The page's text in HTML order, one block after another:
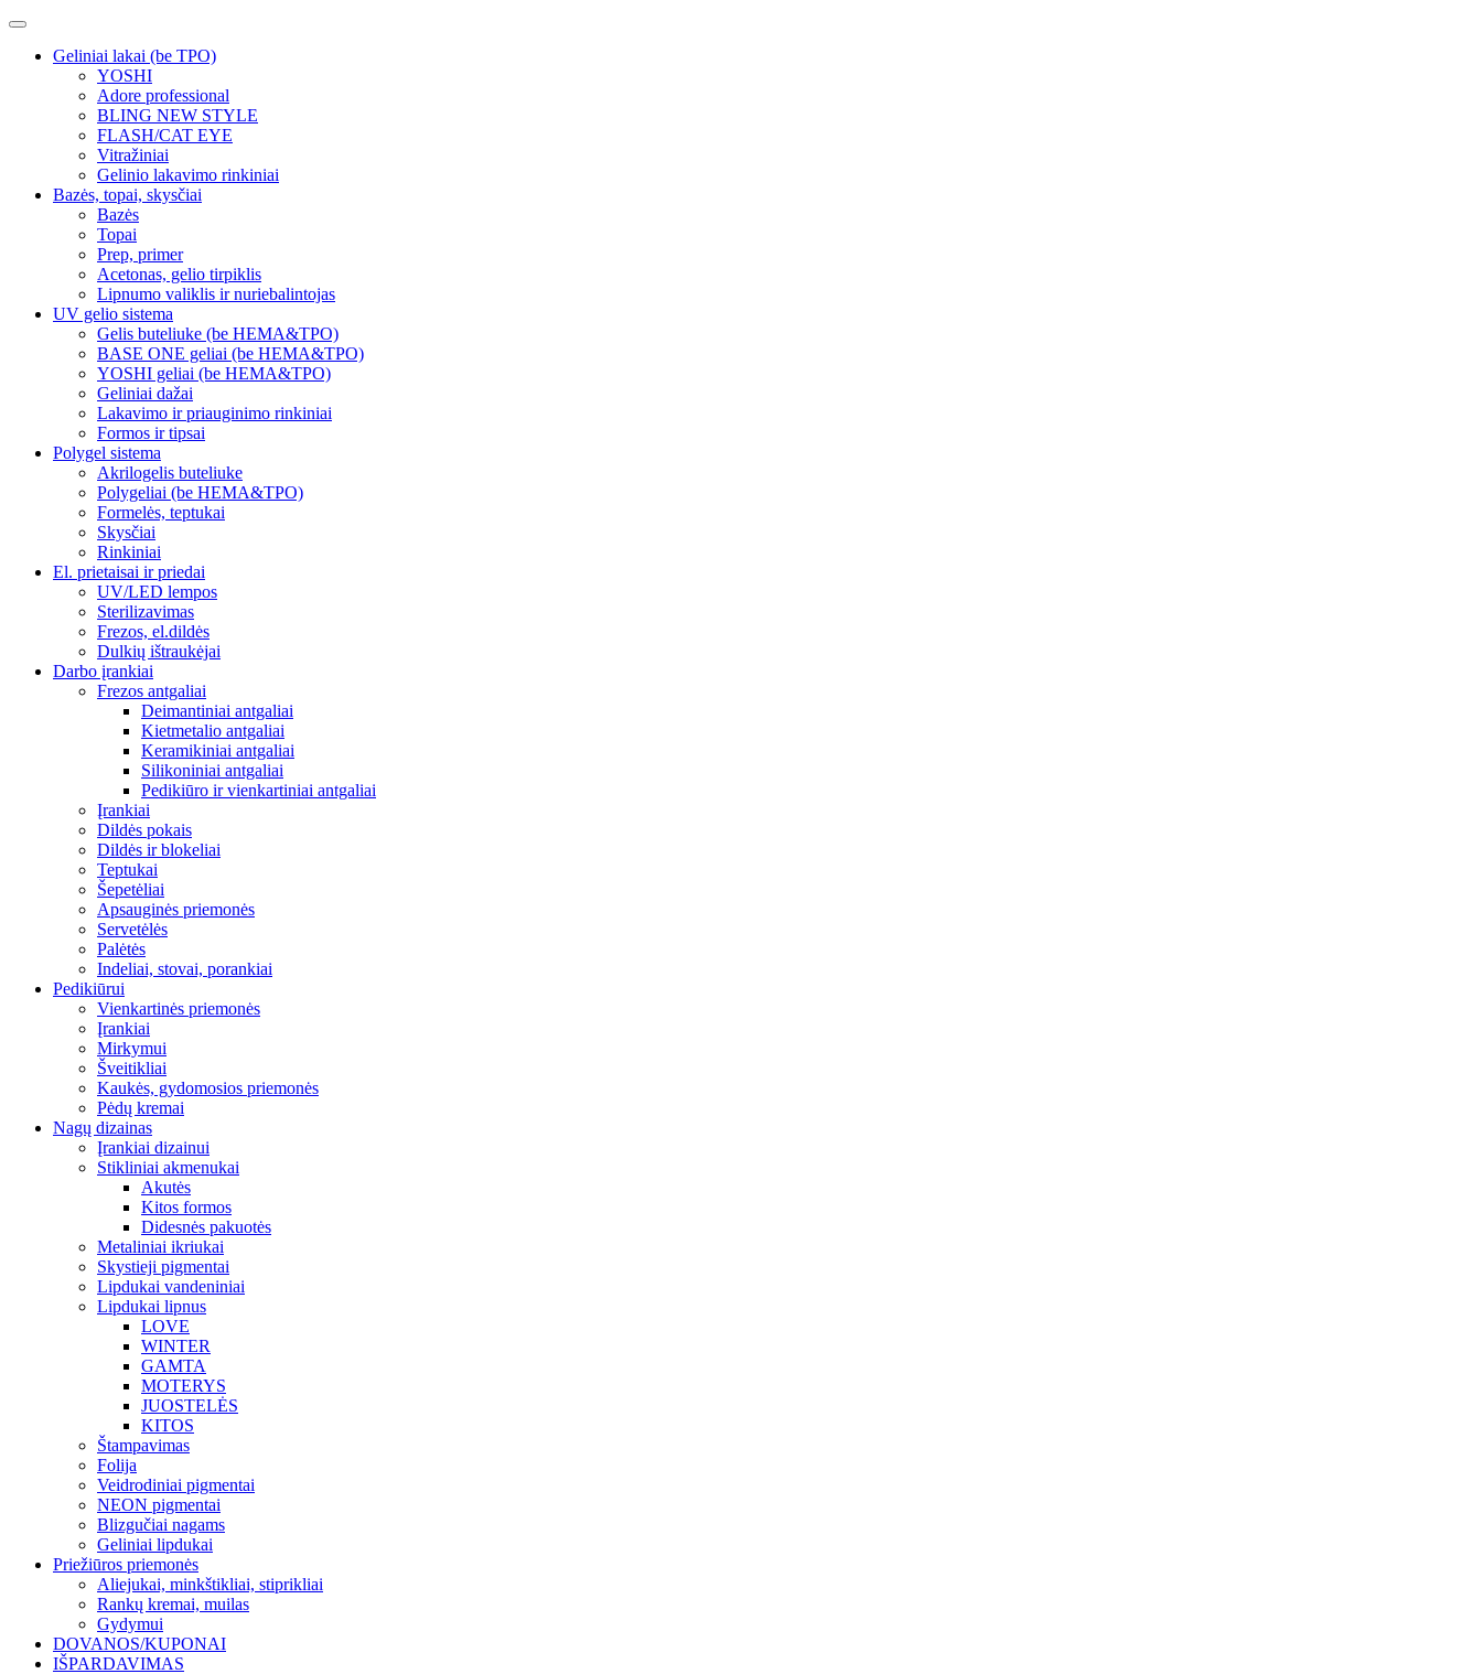
Geliniai lakai (be TPO)
YOSHI
Adore professional
BLING NEW STYLE
FLASH/CAT EYE
Vitražiniai
Gelinio lakavimo rinkiniai
Bazės, topai, skysčiai
Bazės
Topai
Prep, primer
Acetonas, gelio tirpiklis
Lipnumo valiklis ir nuriebalintojas
UV gelio sistema
Gelis buteliuke (be HEMA&TPO)
BASE ONE geliai (be HEMA&TPO)
YOSHI geliai (be HEMA&TPO)
Geliniai dažai
Lakavimo ir priauginimo rinkiniai
Formos ir tipsai
Polygel sistema
Akrilogelis buteliuke
Polygeliai (be HEMA&TPO)
Formelės, teptukai
Skysčiai
Rinkiniai
El. prietaisai ir priedai
UV/LED lempos
Sterilizavimas
Frezos, el.dildės
Dulkių ištraukėjai
Darbo įrankiai
Frezos antgaliai
Deimantiniai antgaliai
Kietmetalio antgaliai
Keramikiniai antgaliai
Silikoniniai antgaliai
Pedikiūro ir vienkartiniai antgaliai
Įrankiai
Dildės pokais
Dildės ir blokeliai
Teptukai
Šepetėliai
Apsauginės priemonės
Servetėlės
Palėtės
Indeliai, stovai, porankiai
Pedikiūrui
Vienkartinės priemonės
Įrankiai
Mirkymui
Šveitikliai
Kaukės, gydomosios priemonės
Pėdų kremai
Nagų dizainas
Įrankiai dizainui
Stikliniai akmenukai
Akutės
Kitos formos
Didesnės pakuotės
Metaliniai ikriukai
Skystieji pigmentai
Lipdukai vandeniniai
Lipdukai lipnus
LOVE
WINTER
GAMTA
MOTERYS
JUOSTELĖS
KITOS
Štampavimas
Folija
Veidrodiniai pigmentai
NEON pigmentai
Blizgučiai nagams
Geliniai lipdukai
Priežiūros priemonės
Aliejukai, minkštikliai, stiprikliai
Rankų kremai, muilas
Gydymui
DOVANOS/KUPONAI
IŠPARDAVIMAS